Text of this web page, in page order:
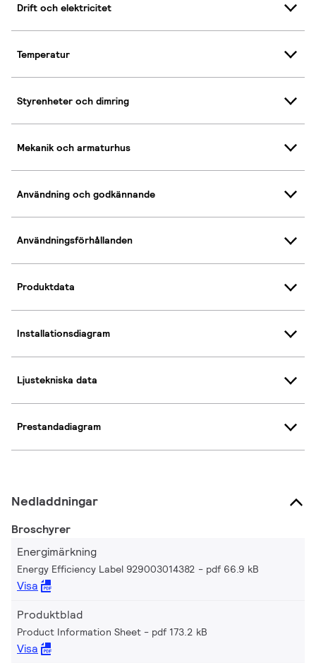
Drift och elektricitet
Temperatur
Styrenheter och dimring
Mekanik och armaturhus
Användning och godkännande
Användningsförhållanden
Produktdata
Installationsdiagram
Ljustekniska data
Prestandadiagram
Nedladdningar
Broschyrer
Energimärkning
Energy Efficiency Label 929003014382 pdf 66.9 kB
Visa
Produktblad
Product Information Sheet pdf 173.2 kB
Visa